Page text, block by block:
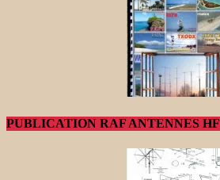
PUBLICATION RAF ANTENNES HF